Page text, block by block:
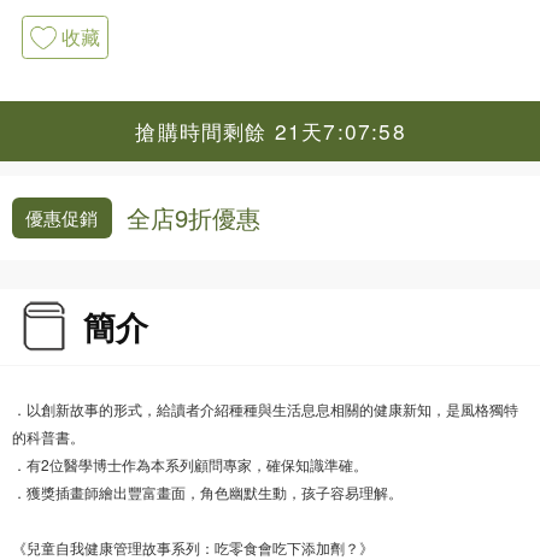
收藏
搶購時間剩餘 21天7:07:58
優惠促銷 全店9折優惠
簡介
．以創新故事的形式，給讀者介紹種種與生活息息相關的健康新知，是風格獨特
的科普書。
．有2位醫學博士作為本系列顧問專家，確保知識準確。
．獲獎插畫師繪出豐富畫面，角色幽默生動，孩子容易理解。
《兒童自我健康管理故事系列：吃零食會吃下添加劑？》